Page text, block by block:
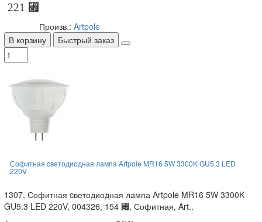
221 ⃏
Произв.: Artpole
В корзину
Быстрый заказ
Софитная cветодиодная лампа Artpole MR16 5W 3300K GU5.3 LED
220V
1307, Софитная cветодиодная лампа Artpole MR16 5W 3300K
GU5.3 LED 220V, 004326, 154 ⃏, Софитная, Art..